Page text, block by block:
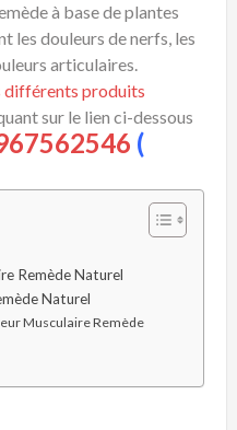
à base de plantes
les douleurs de nerfs, les
articulaires.
différents produits
sur le lien ci-dessous
(
Remède Naturel
Naturel
Musculaire Remède